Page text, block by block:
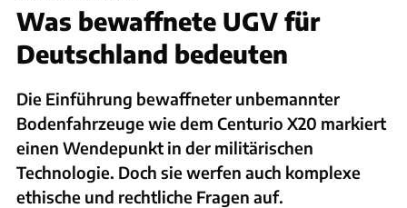
Was bewaffnete UGV für
Deutschland bedeuten
Die Einführung bewaffneter unbemannter
Bodenfahrzeuge wie dem Centurio X20 markiert
einen Wendepunkt in der militärischen
Technologie. Doch sie werfen auch komplexe
ethische und rechtliche Fragen auf.